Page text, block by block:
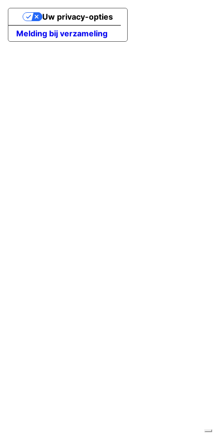
Melding bij verzameling
Uw privacy-opties